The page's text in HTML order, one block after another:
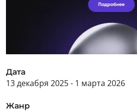
Дата
13 декабря 2025 - 1 марта 2026
Жанр